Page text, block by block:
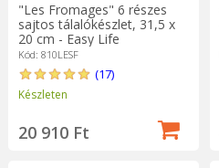
"Les Fromages" 6 részes
sajtos tálalókészlet, 31,5 x
20 cm - Easy Life
Kód: 810LESF
(17)
Készleten
20 910 Ft